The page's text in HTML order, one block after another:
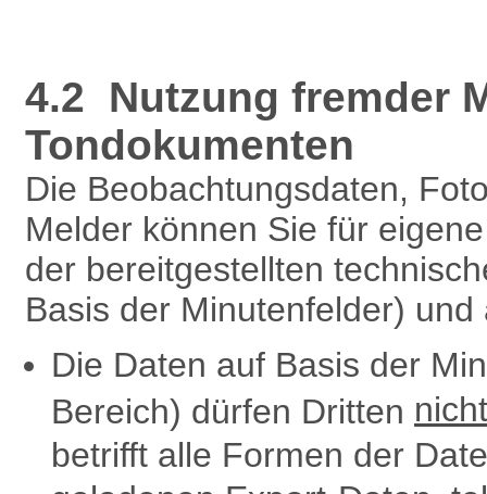
4.2 Nutzung fremder
Tondokumenten
Die Beobachtungsdaten,
Melder können Sie für
der bereitgestellten
Basis der Minutenfelder) und
Die Daten auf Basis der
Bereich) dürfen Dritten nicht
betrifft alle Formen der